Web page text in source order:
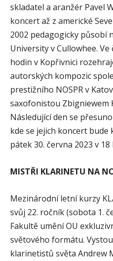
skladatel a aranžér Pavel
koncert až z americké
2002 pedagogicky působí
University v Cullowhee.
hodin v Kopřivnici
autorských kompozic
prestižního NOSPR v
saxofonistou Zbigniewem
Následující den se
kde se jejich koncert
pátek 30. června 2023 v 18
MISTŘI KLARINETU NA
Mezinárodní letní kurzy
svůj 22. ročník (sobota 1.
Fakultě umění OU
světového formátu.
klarinetistů světa Andrew